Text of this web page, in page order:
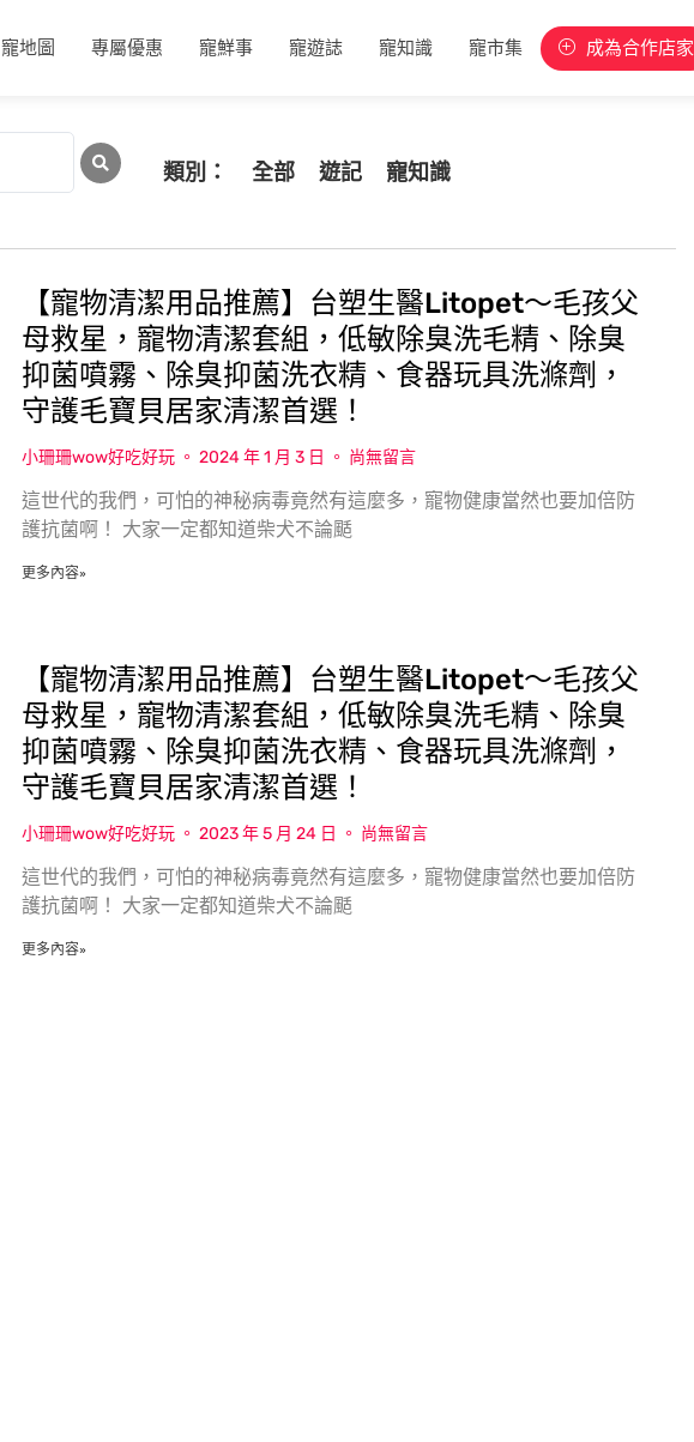
寵地圖 專屬優惠 寵鮮事 寵遊誌 寵知識 寵市集 成為合作店家
類別： 全部 遊記 寵知識
【寵物清潔用品推薦】台塑生醫Litopet〜毛孩父
母救星，寵物清潔套組，低敏除臭洗毛精、除臭
抑菌噴霧、除臭抑菌洗衣精、食器玩具洗滌劑，
守護毛寶貝居家清潔首選！
小珊珊wow好吃好玩 2024 年 1 月 3 日 尚無留言
這世代的我們，可怕的神秘病毒竟然有這麼多，寵物健康當然也要加倍防
護抗菌啊！ 大家一定都知道柴犬不論颳
更多內容»
【寵物清潔用品推薦】台塑生醫Litopet〜毛孩父
母救星，寵物清潔套組，低敏除臭洗毛精、除臭
抑菌噴霧、除臭抑菌洗衣精、食器玩具洗滌劑，
守護毛寶貝居家清潔首選！
小珊珊wow好吃好玩 2023 年 5 月 24 日 尚無留言
這世代的我們，可怕的神秘病毒竟然有這麼多，寵物健康當然也要加倍防
護抗菌啊！ 大家一定都知道柴犬不論颳
更多內容»